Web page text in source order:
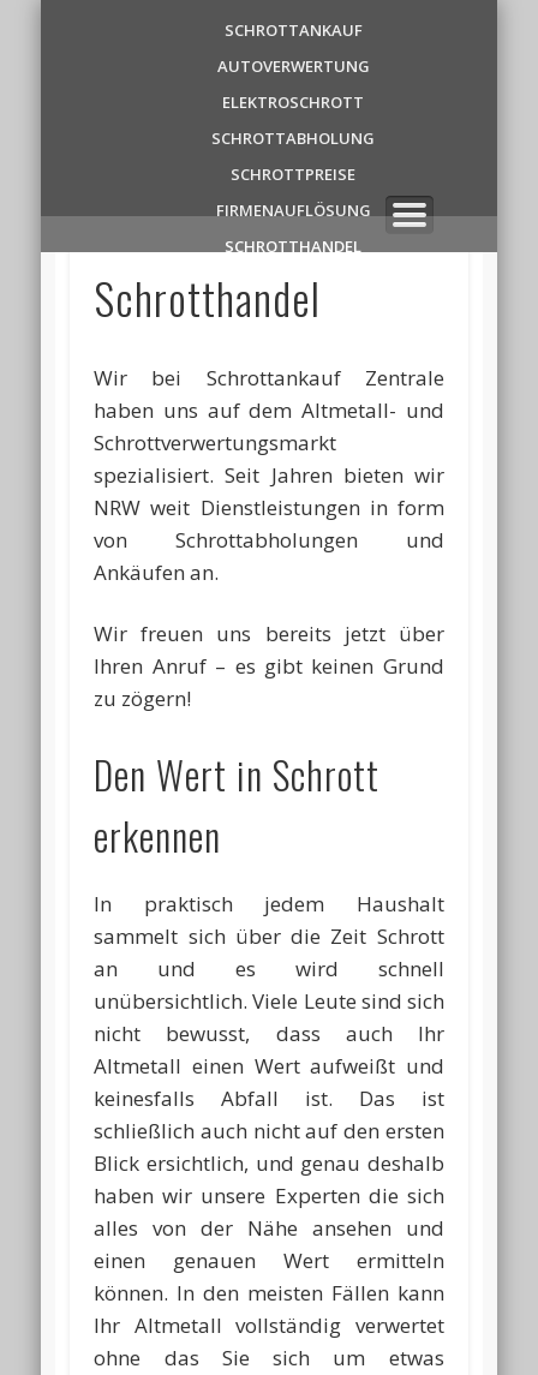
Schrottankauf
Zentrale
✆ 0 1 5 2 1 7 8 6 3 9 1 1
SCHROTTANKAUF
AUTOVERWERTUNG
ELEKTROSCHROTT
SCHROTTABHOLUNG
SCHROTTPREISE
FIRMENAUFLÖSUNG
SCHROTTHANDEL
Schrotthandel
Wir bei Schrottankauf Zentrale
haben uns auf dem Altmetall- und
Schrottverwertungsmarkt
spezialisiert. Seit Jahren bieten wir
NRW weit Dienstleistungen in form
von Schrottabholungen und
Ankäufen an.
Wir freuen uns bereits jetzt über
Ihren Anruf – es gibt keinen Grund
zu zögern!
Den Wert in Schrott
erkennen
In praktisch jedem Haushalt
sammelt sich über die Zeit Schrott
an und es wird schnell
unübersichtlich. Viele Leute sind sich
nicht bewusst, dass auch Ihr
Altmetall einen Wert aufweißt und
keinesfalls Abfall ist. Das ist
schließlich auch nicht auf den ersten
Blick ersichtlich, und genau deshalb
haben wir unsere Experten die sich
alles von der Nähe ansehen und
einen genauen Wert ermitteln
können. In den meisten Fällen kann
Ihr Altmetall vollständig verwertet
ohne das Sie sich um etwas